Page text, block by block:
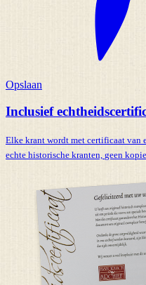
Opslaan
Inclusief
Elke krant wordt met certificaat van
echte historische kranten, geen